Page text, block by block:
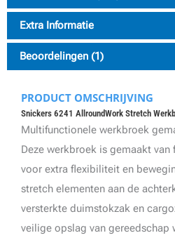
Extra Informatie
Beoordelingen (1)
PRODUCT OMSCHRIJVING
Snickers 6241 AllroundWork Stretch
Multifunctionele werkbroek
Deze werkbroek is gemaakt
voor extra flexibiliteit en
stretch elementen aan de
versterkte duimstokzak en
veilige opslag van gereedschap